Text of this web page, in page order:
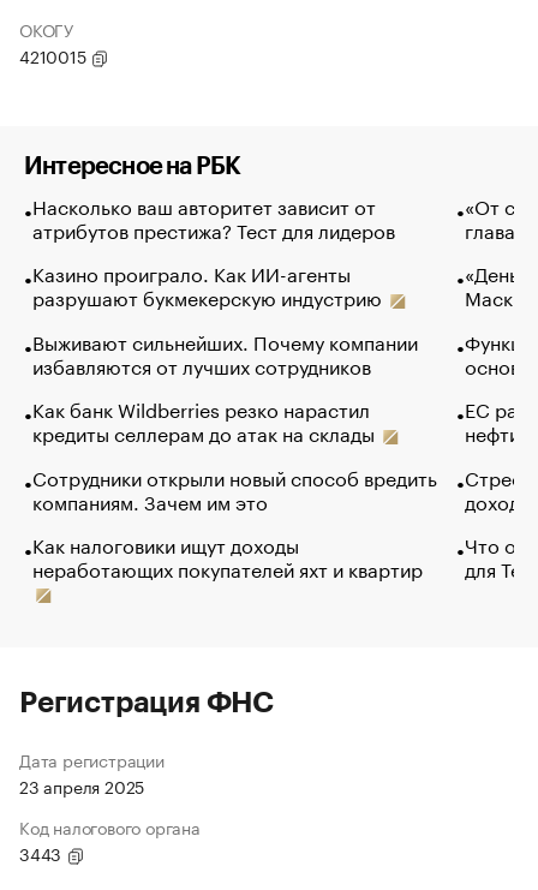
ОКОГУ
4210015
Интересное на РБК
Насколько ваш авторитет зависит от
атрибутов престижа? Тест для лидеров
Казино проиграло. Как ИИ-агенты
разрушают букмекерскую индустрию
Выживают сильнейших. Почему компании
избавляются от лучших сотрудников
Как банк Wildberries резко нарастил
кредиты селлерам до атак на склады
Сотрудники открыли новый способ вредить
компаниям. Зачем им это
Как налоговики ищут доходы
неработающих покупателей яхт и квартир
«От
глава
Маск в
основ
ЕС
нефти
Что
для
Регистрация ФНС
Дата регистрации
23 апреля 2025
Код налогового органа
3443